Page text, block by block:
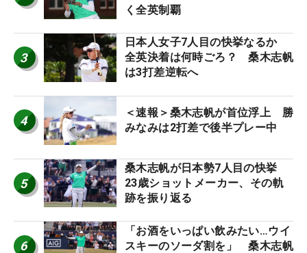
く全英制覇
3
日本人女子7人目の快挙なるか
全英決着は何時ごろ？ 桑木志帆
は3打差逆転へ
4
＜速報＞桑木志帆が首位浮上 勝
みなみは2打差で後半プレー中
5
桑木志帆が日本勢7人目の快挙
23歳ショットメーカー、その軌
跡を振り返る
6
「お酒をいっぱい飲みたい…ウイ
スキーのソーダ割を」 桑木志帆